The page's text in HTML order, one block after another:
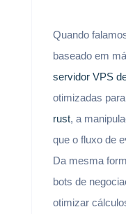
Quando
baseado em
servidor VPS
otimizadas
rust, a
que o fluxo de
Da mesma
bots de
otimizar